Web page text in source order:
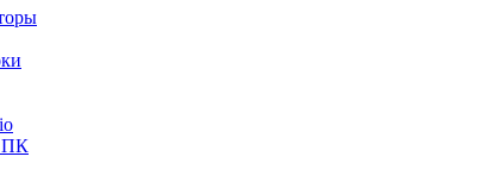
ПК